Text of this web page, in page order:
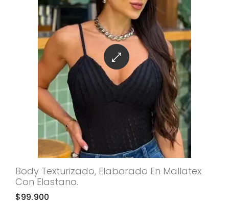
Body Texturizado, Elaborado En Mallatex
Con Elastano.
$99.900